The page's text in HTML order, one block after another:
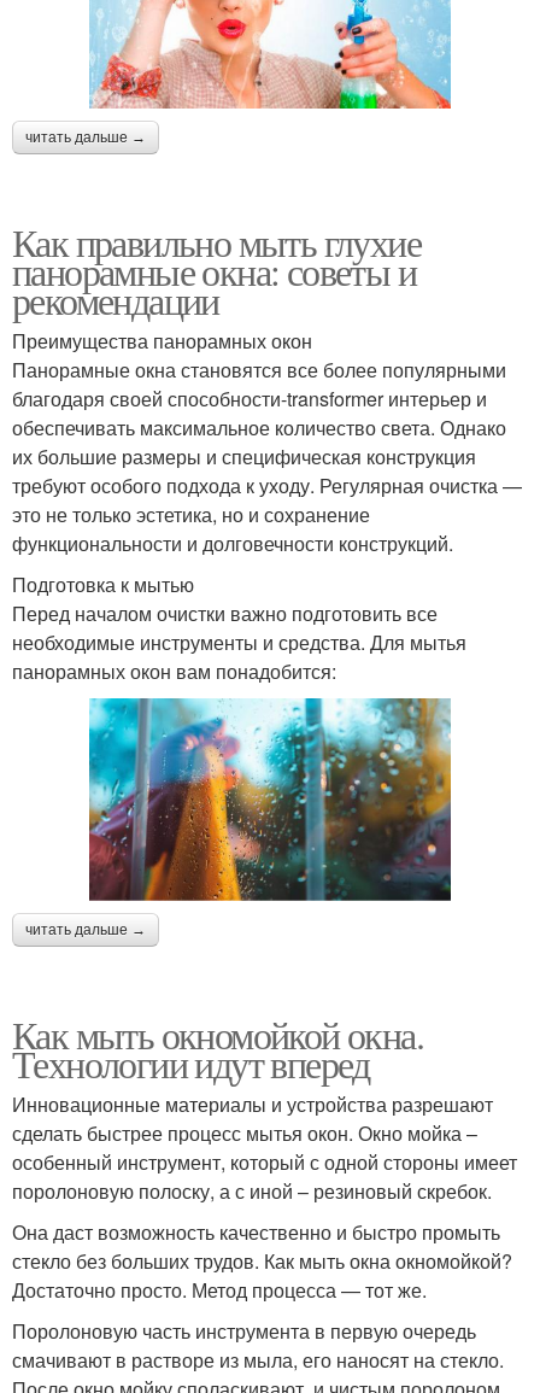
читать дальше →
Как правильно мыть глухие
панорамные окна: советы и
рекомендации
Преимущества панорамных окон
Панорамные окна становятся все более популярными
благодаря своей способности-transformer интерьер и
обеспечивать максимальное количество света. Однако
их большие размеры и специфическая конструкция
требуют особого подхода к уходу. Регулярная очистка —
это не только эстетика, но и сохранение
функциональности и долговечности конструкций.
Подготовка к мытью
Перед началом очистки важно подготовить все
необходимые инструменты и средства. Для мытья
панорамных окон вам понадобится:
читать дальше →
Как мыть окномойкой окна.
Технологии идут вперед
Инновационные материалы и устройства разрешают
сделать быстрее процесс мытья окон. Окно мойка –
особенный инструмент, который с одной стороны имеет
поролоновую полоску, а с иной – резиновый скребок.
Она даст возможность качественно и быстро промыть
стекло без больших трудов. Как мыть окна окномойкой?
Достаточно просто. Метод процесса — тот же.
Поролоновую часть инструмента в первую очередь
смачивают в растворе из мыла, его наносят на стекло.